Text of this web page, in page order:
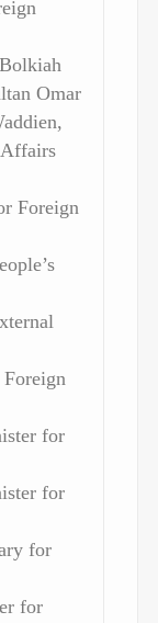
Omar
Foreign
for
for
for
for